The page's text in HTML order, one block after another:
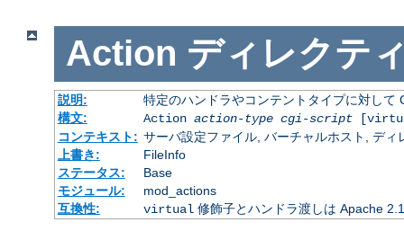
Action ディレクテ
説明:
特定のハンドラやコンテントタイプに対して
構文:
Action action-type cgi-script
コンテキスト: サーバ設定ファイル, バーチャルホスト, ディ
上書き:
FileInfo
ステータス:
Base
モジュール:
mod_actions
互換性:
virtual 修飾子とハンドラ渡しは Apache